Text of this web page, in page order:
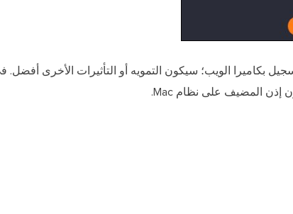
بكاميرا الويب؛ سيكون التمويه أو التأثيرات الأخرى أفضل. في